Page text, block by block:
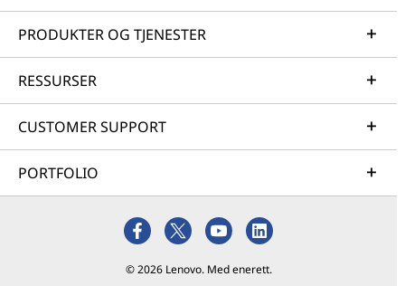
PRODUKTER OG TJENESTER
RESSURSER
CUSTOMER SUPPORT
PORTFOLIO
© 2026 Lenovo. Med enerett.